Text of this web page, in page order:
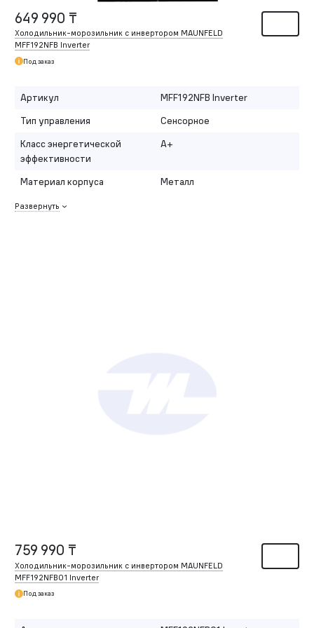
649 990 ₸
Холодильник-морозильник с инвертором MAUNFELD
MFF192NFB Inverter
Под заказ
Артикул
MFF192NFB Inverter
Тип управления
Сенсорное
Класс энергетической
эффективности
A+
Материал корпуса Металл
Развернуть
759 990 ₸
Холодильник-морозильник с инвертором MAUNFELD
MFF192NFB01 Inverter
Под заказ